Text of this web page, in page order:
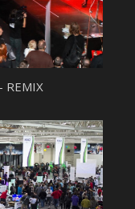
REMIX